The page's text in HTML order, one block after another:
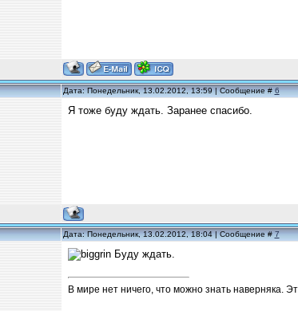
Дата: Понедельник, 13.02.2012, 13:59 | Сообщение #6
Я тоже буду ждать. Заранее спасибо.
Дата: Понедельник, 13.02.2012, 18:04 | Сообщение #7
Буду ждать.
В мире нет ничего, что можно знать наверняка.